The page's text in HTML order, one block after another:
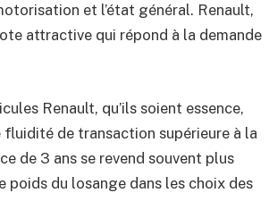
et l’état général. Renault,
attractive qui répond à la demande
Renault, qu’ils soient essence,
de transaction supérieure à la
de 3 ans se revend souvent plus
poids du losange dans les choix des